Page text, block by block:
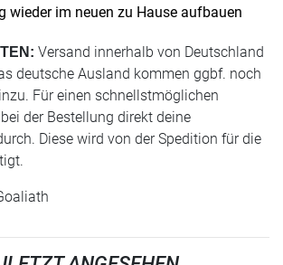
wieder im neuen zu Hause aufbauen
Versand innerhalb von Deutschland
deutsche Ausland kommen ggbf. noch
Für einen schnellstmöglichen
der Bestellung direkt deine
Diese wird von der Spedition für die